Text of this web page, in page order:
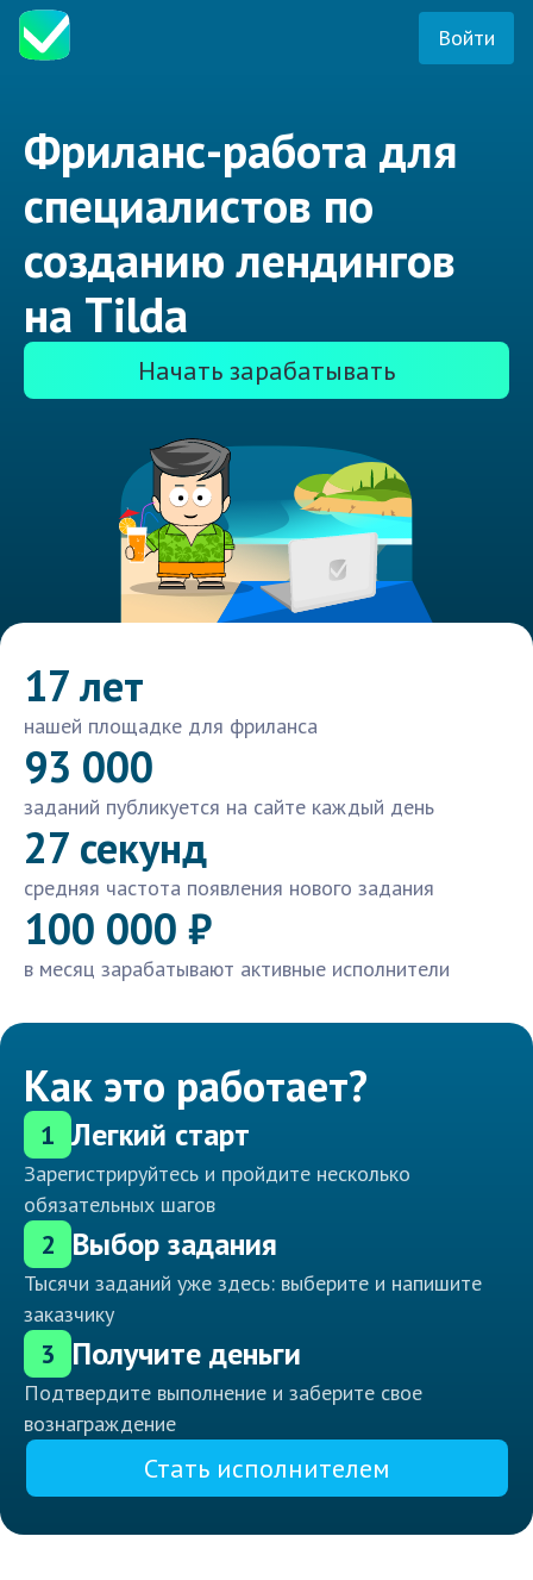
Войти
Фриланс-работа для
специалистов по
созданию лендингов
на Tilda
Начать зарабатывать
17 лет
нашей площадке для фриланса
93 000
заданий публикуется на сайте каждый день
27 секунд
средняя частота появления нового задания
100 000 ₽
в месяц зарабатывают активные исполнители
Как это работает?
1 Легкий старт
Зарегистрируйтесь и пройдите несколько
обязательных шагов
2 Выбор задания
Тысячи заданий уже здесь: выберите и напишите
заказчику
3 Получите деньги
Подтвердите выполнение и заберите свое
вознаграждение
Стать исполнителем